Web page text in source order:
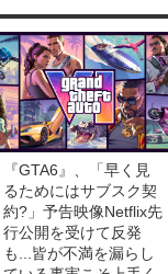
『GTA6』、「早く見
るためにはサブスク契
約?」予告映像Netflix先
行公開を受けて反発
も...皆が不満を漏らし